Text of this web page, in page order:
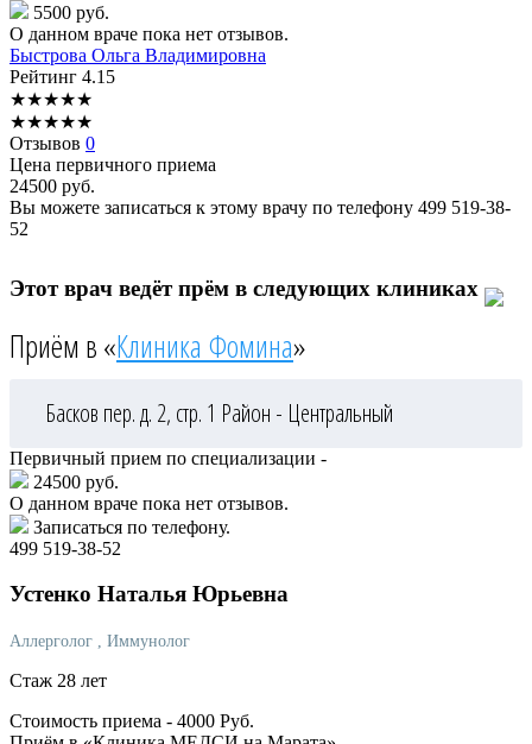
5500 руб.
О данном враче пока нет отзывов.
Быстрова Ольга Владимировна
Рейтинг 4.15
★★★★★
★★★★★
Отзывов 0
Цена первичного приема
24500 руб.
Вы можете записаться к этому врачу по телефону 499 519-38-
52
Этот врач ведёт прём в следующих клиниках
Приём в «Клиника Фомина»
Басков пер. д. 2, стр. 1 Район - Центральный
Первичный прием по специализации -
24500 руб.
О данном враче пока нет отзывов.
Записаться по телефону.
499 519-38-52
Устенко Наталья Юрьевна
Аллерголог , Иммунолог
Стаж 28 лет
Стоимость приема - 4000 Руб.